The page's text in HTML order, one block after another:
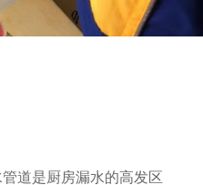
道是厨房漏水的高发区